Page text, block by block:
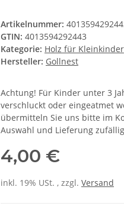
Artikelnummer:
GTIN: 4013594292443
Kategorie: Holz für Kleinkinder
Hersteller: Gollnest
Achtung! Für Kinder unter 3
verschluckt oder eingeatmet
übermitteln Sie uns bitte im
Auswahl und Lieferung
4,00 €
inkl. 19% USt. , zzgl. Versand